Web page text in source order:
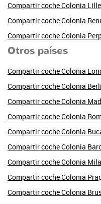
Compartir coche Colonia Lille
Compartir coche Colonia
Compartir coche Colonia
Otros países
Compartir coche Colonia
Compartir coche Colonia
Compartir coche Colonia
Compartir coche Colonia
Compartir coche Colonia
Compartir coche Colonia
Compartir coche Colonia
Compartir coche Colonia
Compartir coche Colonia